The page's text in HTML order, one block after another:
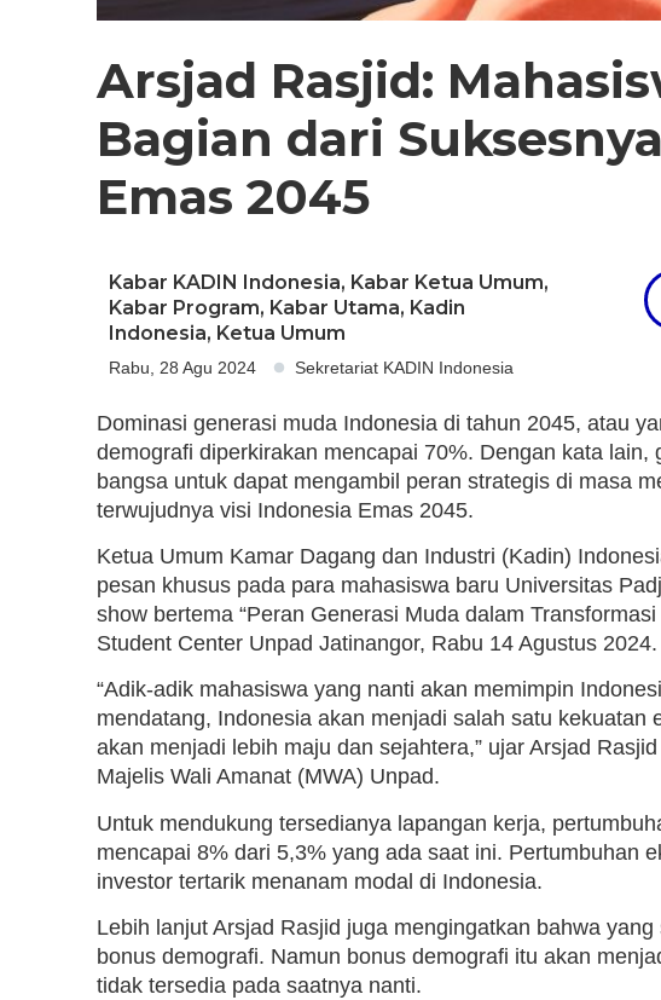
Arsjad Rasjid:
Bagian dari
Emas 2045
Kabar KADIN Indonesia, Kabar Ketua Umum,
Kabar Program, Kabar Utama, Kadin
Indonesia, Ketua Umum
Rabu, 28 Agu 2024 Sekretariat KADIN Indonesia
Dominasi generasi muda Indonesia di tahun 2045, atau
demografi diperkirakan mencapai 70%. Dengan kata lain,
bangsa untuk dapat mengambil peran strategis di masa
terwujudnya visi Indonesia Emas 2045.
Ketua Umum Kamar Dagang dan Industri (Kadin)
pesan khusus pada para mahasiswa baru Universitas
show bertema “Peran Generasi Muda dalam
Student Center Unpad Jatinangor, Rabu 14 Agustus 2024.
“Adik-adik mahasiswa yang nanti akan memimpin
mendatang, Indonesia akan menjadi salah satu kekuatan
akan menjadi lebih maju dan sejahtera,” ujar Arsjad
Majelis Wali Amanat (MWA) Unpad.
Untuk mendukung tersedianya lapangan kerja,
mencapai 8% dari 5,3% yang ada saat ini. Pertumbuhan
investor tertarik menanam modal di Indonesia.
Lebih lanjut Arsjad Rasjid juga mengingatkan bahwa
bonus demografi. Namun bonus demografi itu akan
tidak tersedia pada saatnya nanti.